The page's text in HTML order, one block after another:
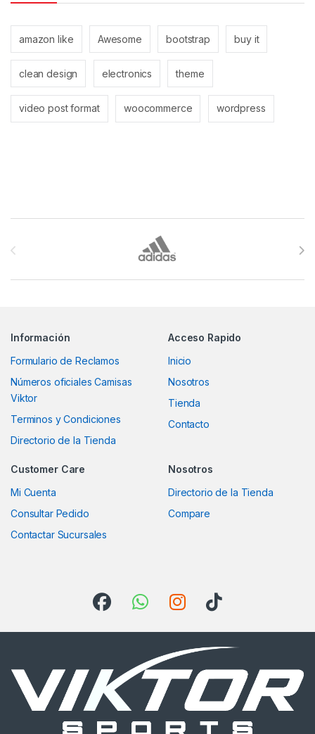
amazon like Awesome bootstrap buy it
clean design electronics theme
video post format woocommerce wordpress
Información
Formulario de Reclamos
Números oficiales Camisas
Viktor
Terminos y Condiciones
Directorio de la Tienda
Acceso Rapido
Inicio
Nosotros
Tienda
Contacto
Customer Care
Mi Cuenta
Consultar Pedido
Contactar Sucursales
Nosotros
Directorio de la Tienda
Compare